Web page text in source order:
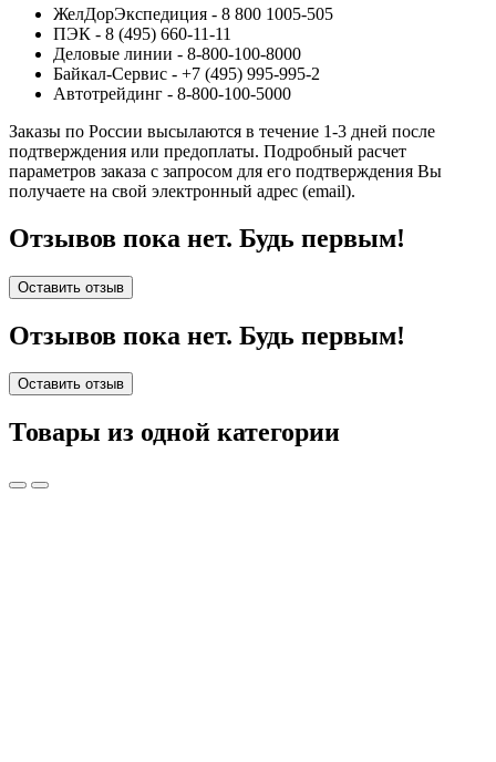
ЖелДорЭкспедиция - 8 800 1005-505
ПЭК - 8 (495) 660-11-11
Деловые линии - 8-800-100-8000
Байкал-Сервис - +7 (495) 995-995-2
Автотрейдинг - 8-800-100-5000
Заказы по России высылаются в течение 1-3 дней после
подтверждения или предоплаты. Подробный расчет
параметров заказа с запросом для его подтверждения Вы
получаете на свой электронный адрес (email).
Отзывов пока нет. Будь первым!
Оставить отзыв
Отзывов пока нет. Будь первым!
Оставить отзыв
Товары из одной категории